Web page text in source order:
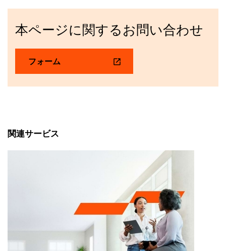
本ページに関するお問い合わせ
フォーム
関連サービス